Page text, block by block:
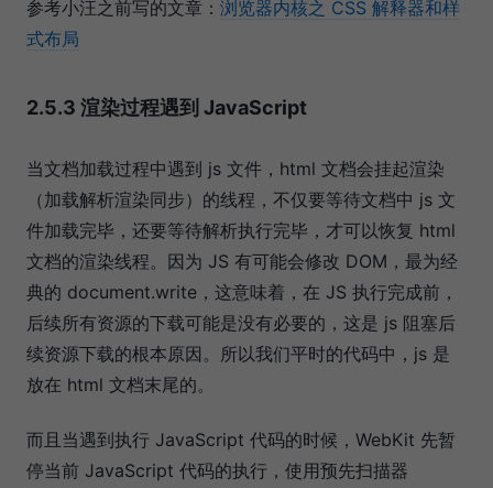
参考小汪之前写的文章： 浏览器内核之 CSS 解释器和样
式布局
2.5.3 渲染过程遇到 JavaScript
当文档加载过程中遇到 js 文件，html 文档会挂起渲染
（加载解析渲染同步）的线程，不仅要等待文档中 js 文
件加载完毕，还要等待解析执行完毕，才可以恢复 html
文档的渲染线程。因为 JS 有可能会修改 DOM，最为经
典的 document.write，这意味着，在 JS 执行完成前，
后续所有资源的下载可能是没有必要的，这是 js 阻塞后
续资源下载的根本原因。所以我们平时的代码中，js 是
放在 html 文档末尾的。
而且当遇到执行 JavaScript 代码的时候，WebKit 先暂
停当前 JavaScript 代码的执行，使用预先扫描器